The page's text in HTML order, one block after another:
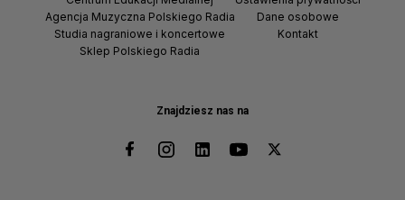
Znajdziesz nas na
Agencja Muzyczna Polskiego Radia
Studia nagraniowe i koncertowe
Sklep Polskiego Radia
Dane osobowe
Kontakt